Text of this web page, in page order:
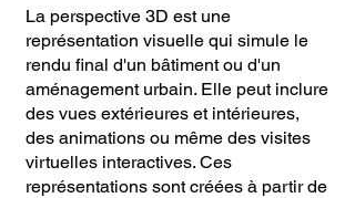
La perspective 3D est une
représentation visuelle qui simule le
rendu final d'un bâtiment ou d'un
aménagement urbain. Elle peut inclure
des vues extérieures et intérieures,
des animations ou même des visites
virtuelles interactives. Ces
représentations sont créées à partir de